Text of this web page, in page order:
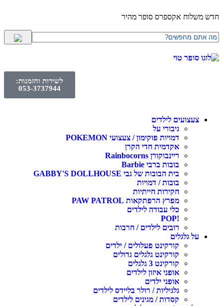
אקספרס סופר מהיר
לשירות והזמנות:
053-3737944
לילדים
גיבורי על
דמויות פוקימון / צעצועי POKEMON
אקדמית חדי הקרן
ריינבוקורן Rainbocorns
בובות ברבי Barbie
בית הבובות של גבי GABBY'S DOLLHOUSE
בובות / דמויות
חקירות חייתיות
מפרץ הרפתקאות PAW PATROL
כלי עבודה לילדים
רובים לילדים / חרבות
גלגלים
קורקינט פעלולים / ילדים
קורקינט גלגלים גדולים
קורקינט 3 גלגלים
אופני איזון לילדים
אופני ילדים
גלגיליות / רולר בליידס לילדים
קסדות / מגינים לילדים